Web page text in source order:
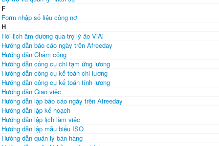
F
Form nhập số liệu công nợ
H
Hỏi lịch âm dương qua trợ lý ảo ViAi
Hướng dẫn báo cáo ngày trên Afreeday
Hướng dẫn Chấm công
Hướng dẫn công cụ chi tạm ứng lương
Hướng dẫn công cụ kế toán chi lương
Hướng dẫn công cụ kế toán tính lương
Hướng dẫn Giao việc
Hướng dẫn lập báo cáo ngày trên Afreeday
Hướng dẫn lập kế hoạch
Hướng dẫn lập lịch làm việc
Hướng dẫn lập mẫu biểu ISO
Hướng dẫn quản lý bán hàng